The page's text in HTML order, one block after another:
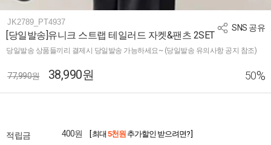
SNS 공유
JK2789_PT4937
[당일발송]유니크 스트랩 테일러드 자켓&팬츠 2SET
당일발송 상품들끼리 결제시 당일발송 가능하세요~ (당일발송 유의사항 공지 참조)
77,990원 38,990원 50%
적립금 400원 [ 최대 5천원 추가할인 받으려면? ]